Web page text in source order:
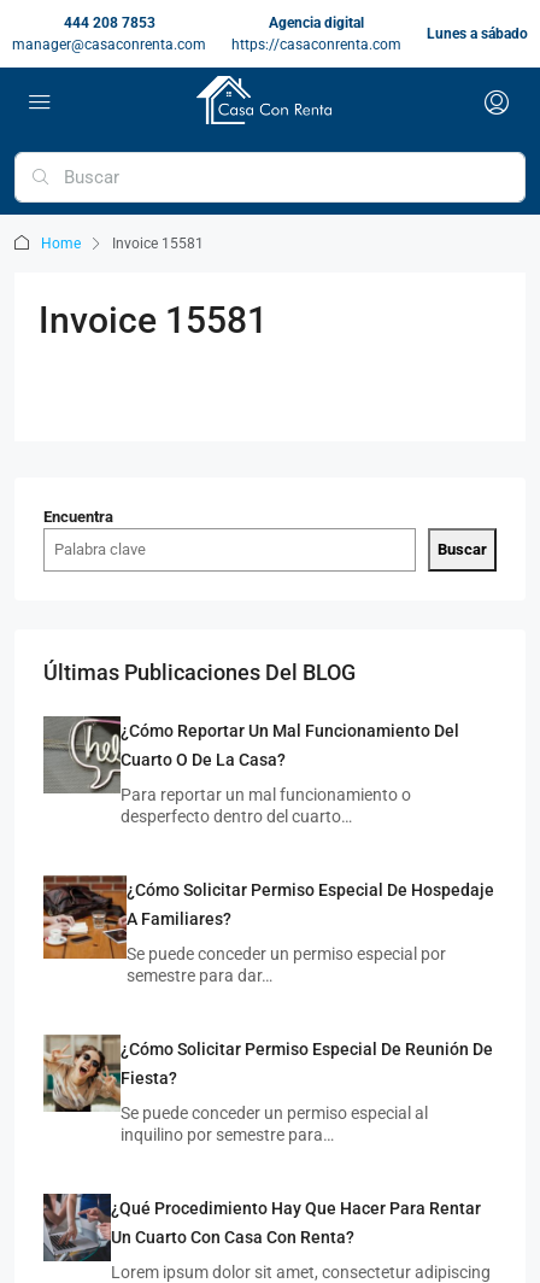
444 208 7853
manager@casaconrenta.com
Agencia digital
https://casaconrenta.com
Lunes a sábado
$4,500 /MXN
MAESTROS ILUSTRES 654, UNIVERSITARIA, 78290 SAN
LUIS POTOSÍ, S.L.P.
1 INDIVIDUAL 1 COCHE 20 M²
CUARTO COMPARTIDO, CUARTO INDIVIDUAL
Home Invoice 15581
Invoice 15581
Encuentra
Buscar
Últimas Publicaciones Del BLOG
¿Cómo Reportar Un Mal Funcionamiento Del
Cuarto O De La Casa?
Para reportar un mal funcionamiento o
desperfecto dentro del cuarto…
¿Cómo Solicitar Permiso Especial De Hospedaje
A Familiares?
Se puede conceder un permiso especial por
semestre para dar…
¿Cómo Solicitar Permiso Especial De Reunión De
Fiesta?
Se puede conceder un permiso especial al
inquilino por semestre para…
¿Qué Procedimiento Hay Que Hacer Para Rentar
Un Cuarto Con Casa Con Renta?
Lorem ipsum dolor sit amet, consectetur adipiscing